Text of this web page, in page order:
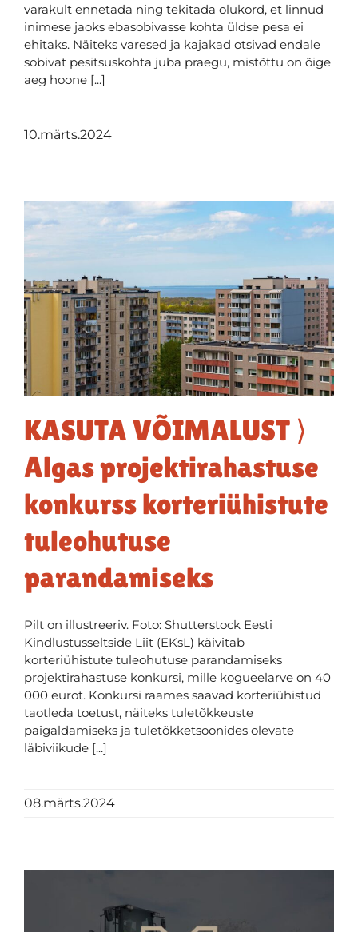
varakult ennetada ning tekitada olukord, et linnud
inimese jaoks ebasobivasse kohta üldse pesa ei
ehitaks. Näiteks varesed ja kajakad otsivad endale
sobivat pesitsuskohta juba praegu, mistõttu on õige
aeg hoone [...]
10.märts.2024
KASUTA VÕIMALUST ⟩
Algas projektirahastuse
konkurss korteriühistute
tuleohutuse
parandamiseks
Pilt on illustreeriv. Foto: Shutterstock Eesti
Kindlustusseltside Liit (EKsL) käivitab
korteriühistute tuleohutuse parandamiseks
projektirahastuse konkursi, mille kogueelarve on 40
000 eurot. Konkursi raames saavad korteriühistud
taotleda toetust, näiteks tuletõkkeuste
paigaldamiseks ja tuletõkketsoonides olevate
läbiviikude [...]
08.märts.2024